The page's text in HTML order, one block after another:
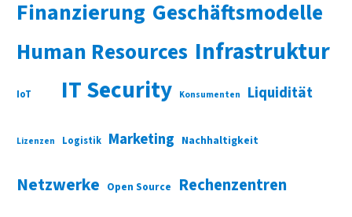
Finanzierung Geschäftsmodelle
Human Resources Infrastruktur
IoT IT Security Konsumenten Liquidität
Lizenzen Logistik Marketing Nachhaltigkeit
Netzwerke Open Source Rechenzentren